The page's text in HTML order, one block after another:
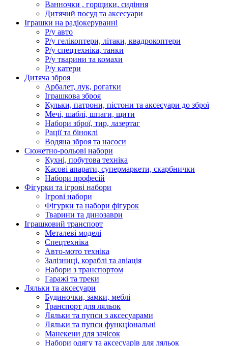
Ванночки , горщики, сидіння
Дитячий посуд та аксесуари
Іграшки на радіокеруванні
Р/у авто
Р/у гелікоптери, літаки, квадрокоптери
Р/у спецтехніка, танки
Р/у тварини та комахи
Р/у катери
Дитяча зброя
Арбалет, лук, рогатки
Іграшкова зброя
Кульки, патрони, пістони та аксесуари до зброї
Мечі, шаблі, шпаги, щити
Набори зброї, тир, лазертаг
Рації та біноклі
Водяна зброя та насоси
Сюжетно-рольові набори
Кухні, побутова техніка
Касові апарати, супермаркети, скарбнички
Набори професій
Фігурки та ігрові набори
Ігрові набори
Фігурки та набори фігурок
Тварини та динозаври
Іграшковий транспорт
Металеві моделі
Спецтехніка
Авто-мото техніка
Залізниці, кораблі та авіація
Набори з транспортом
Гаражі та треки
Ляльки та аксесуари
Будиночки, замки, меблі
Транспорт для ляльок
Ляльки та пупси з аксесуарами
Ляльки та пупси функціональні
Манекени для зачісок
Набори одягу та аксесуарів для ляльок